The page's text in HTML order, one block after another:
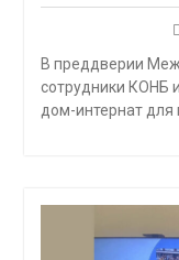
В преддверии
сотрудники КОНБ
дом-интернат для